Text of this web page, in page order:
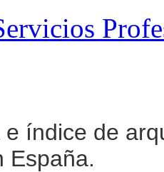
índice de
España.